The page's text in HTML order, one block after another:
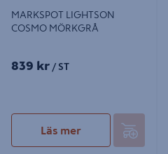
MARKSPOT LIGHTSON
COSMO MÖRKGRÅ
839 kr / ST
Läs mer